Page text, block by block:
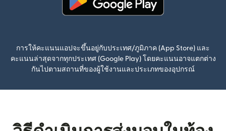
การให้คะแนนแอปจะขึ้นอยู่กับประเทศ/ภูมิภาค (App Store) และ
คะแนนล่าสุดจากทุกประเทศ (Google Play) โดยคะแนนอาจแตกต่าง
กันไปตามสถานที่ของผู้ใช้งานและประเภทของอุปกรณ์